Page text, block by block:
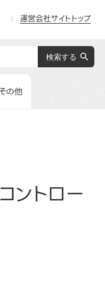
運営会社サイトトップ
の他
ントロー